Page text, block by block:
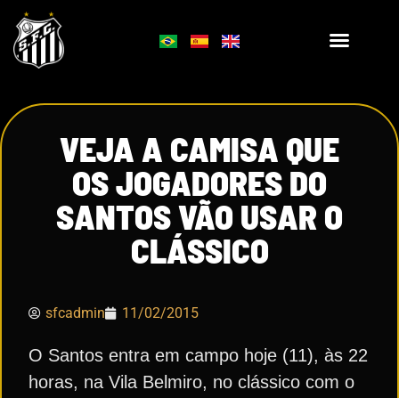
VEJA A CAMISA QUE
OS JOGADORES DO
SANTOS VÃO USAR O
CLÁSSICO
sfcadmin 11/02/2015
O Santos entra em campo hoje (11), às 22
horas, na Vila Belmiro, no clássico com o